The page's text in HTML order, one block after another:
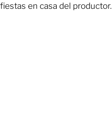
fiestas en casa del productor.